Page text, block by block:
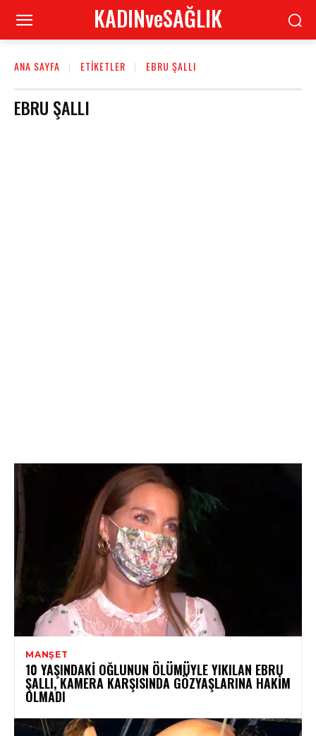
KADINveSAĞLIK
ANA SAYFA ETIKETLER EBRU ŞALLI
EBRU ŞALLI
MANŞET
10 YAŞINDAKI OĞLUNUN ÖLÜMÜYLE YIKILAN EBRU
ŞALLI, KAMERA KARŞISINDA GÖZYAŞLARINA HAKIM
OLMADI